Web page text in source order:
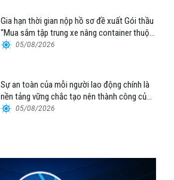
Gia hạn thời gian nộp hồ sơ đề xuất Gói thầu
“Mua sắm tập trung xe nâng container thuộc
Tổng công ty Hàng hải Việt Nam – CTCP”
05/08/2026
Sự an toàn của mỗi người lao động chính là
nền tảng vững chắc tạo nên thành công của
Cảng Đà Nẵng
05/08/2026